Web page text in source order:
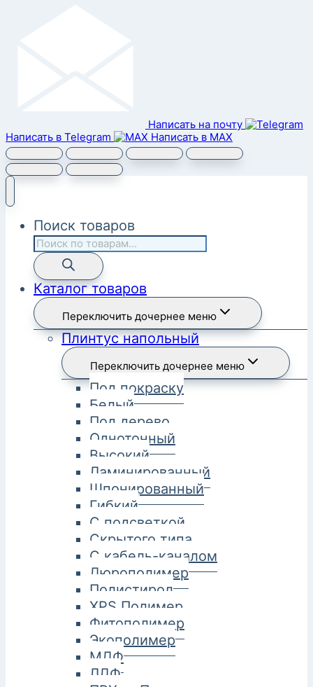
Написать на почту
Написать в Telegram
Написать в MAX
Поиск товаров
Каталог товаров
Переключить дочернее меню
Плинтус напольный
Переключить дочернее меню
Под покраску
Белый
Под дерево
Однотонный
Высокий
Ламинированный
Шпонированный
Гибкий
С подсветкой
Скрытого типа
С кабель-каналом
Дюрополимер
Полистирол
XPS Полимер
Фитополимер
Экополимер
МДФ
ЛДФ